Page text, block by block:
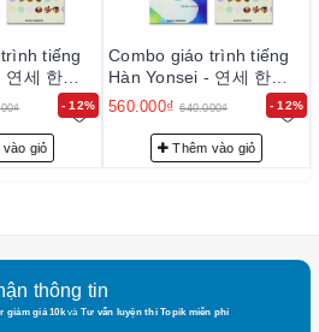
- 12%
tiếng
세 한국
vào giỏ
- 12%
Combo giáo trình tiếng
Hàn Yonsei - 연세 한국
어 3
560.000₫ 640.000₫
Thêm vào giỏ
thông tin
giảm giá 10kvà Tư vấn luyện thi Topik miễn phí